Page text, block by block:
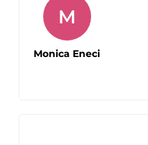
M
Monica Eneci